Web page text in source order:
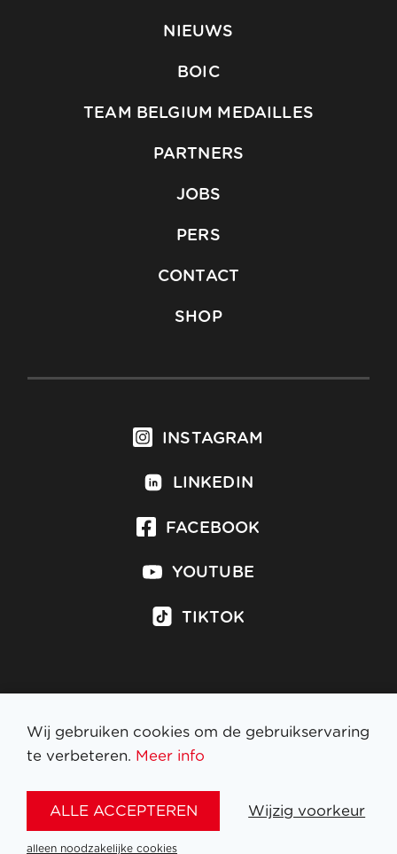
NIEUWS
BOIC
TEAM BELGIUM MEDAILLES
PARTNERS
JOBS
PERS
CONTACT
SHOP
INSTAGRAM
LINKEDIN
FACEBOOK
YOUTUBE
TIKTOK
Inschrijven op nieuwsbrief
Wij gebruiken cookies om de gebruikservaring
te verbeteren. Meer info
ALLE ACCEPTEREN Wijzig voorkeur
alleen noodzakelijke cookies